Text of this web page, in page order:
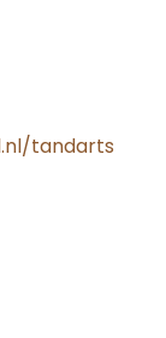
tandarts